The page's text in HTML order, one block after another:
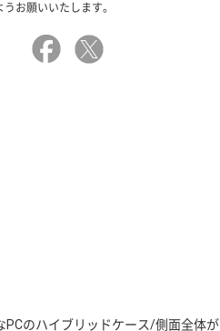
お願いいたします。
PCのハイブリッドケース/側面全体が